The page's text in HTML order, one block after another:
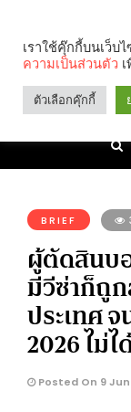
BRIEF
ผู้ตัดสินบ
มีวีซ่าก็ถูก
ประเทศ
2026 ไม่ไ
Posted On 9
เราใช้คุ๊กกี้บนเว็บ
ความเป็นส่วนตัว
ตัวเลือกคุ๊กกี้